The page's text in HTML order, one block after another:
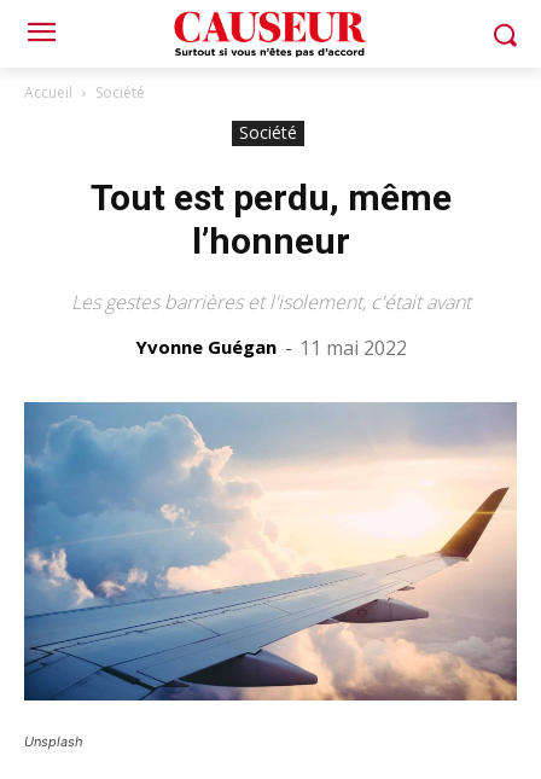
Accueil Société
Société
Tout est perdu, même
l’honneur
Les gestes barrières et l'isolement, c'était avant
Yvonne Guégan - 11 mai 2022
Unsplash